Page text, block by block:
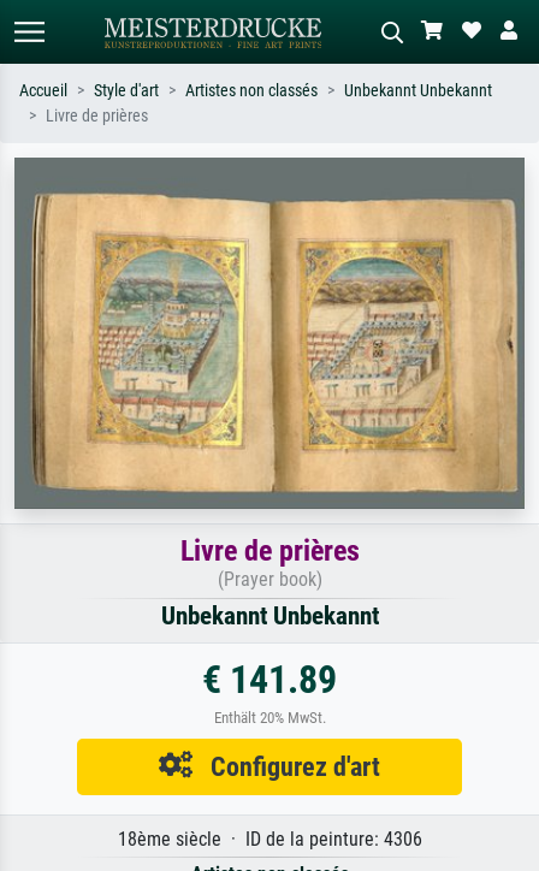
ex. Monet, Nuit étoilée,
impressionnisme, vague de Hokusai,
nu.
abstrait avec beaucoup de rouge,
arbre.
Accueil Style d'art Artistes non classés
Unbekannt Unbekannt
Livre de prières
Livre de prières
(Prayer book)
Unbekannt Unbekannt
€ 141.89
Enthält 20% MwSt.
Configurez d'art
18ème siècle · ID de la peinture: 4306